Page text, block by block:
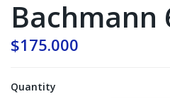
Bachmann
$175.000
Quantity